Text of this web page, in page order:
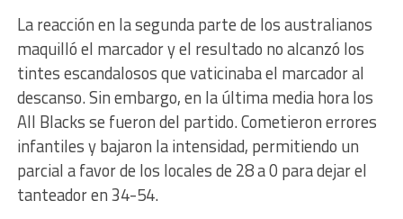
La reacción en la segunda parte de los australianos
maquilló el marcador y el resultado no alcanzó los
tintes escandalosos que vaticinaba el marcador al
descanso. Sin embargo, en la última media hora los
All Blacks se fueron del partido. Cometieron errores
infantiles y bajaron la intensidad, permitiendo un
parcial a favor de los locales de 28 a 0 para dejar el
tanteador en 34-54.